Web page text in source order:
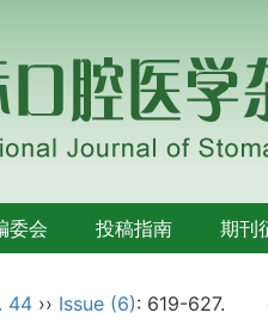
委会 投稿指南 期刊
44 ›› Issue (6): 619-627.